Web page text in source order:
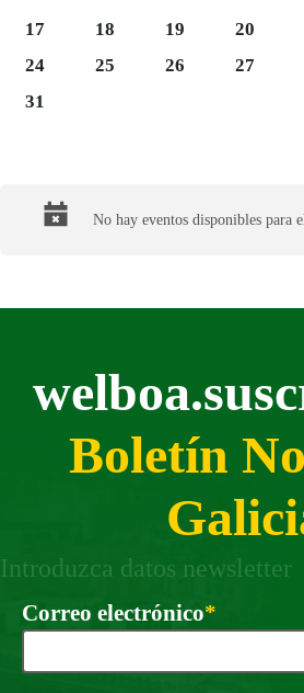
Luns 17
17 Martes 18
18 Mércores 19
19 Xoves
20
Luns 24
24 Martes 25
25 Mércores 26
26 Xoves
27
Luns 31
31
No hay eventos disponibles para
Boletín
Introduzca datos newsletter
Correo electrónico*